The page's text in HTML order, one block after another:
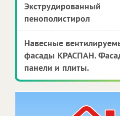
Экструдированный
пенополистирол
Навесные
фасады КРАСПАН.
панели и плиты.